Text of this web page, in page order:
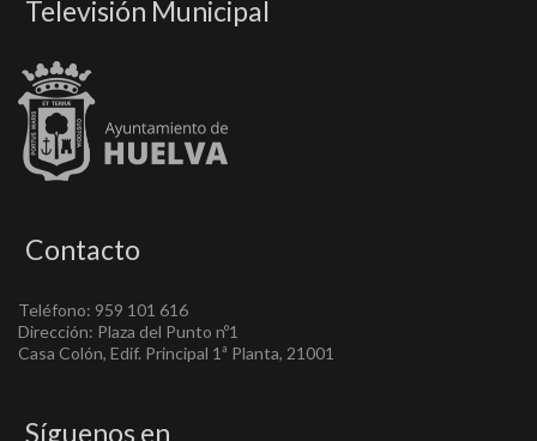
Televisión Municipal
Contacto
Teléfono: 959 101 616
Dirección: Plaza del Punto nº1
Casa Colón, Edif. Principal 1ª Planta, 21001
Síguenos en